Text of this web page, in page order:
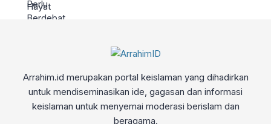
Arrahim.id merupakan portal keislaman yang dihadirkan
untuk mendiseminasikan ide, gagasan dan informasi
keislaman untuk menyemai moderasi berislam dan
beragama.